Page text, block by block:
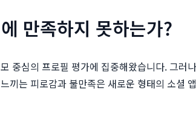
만족하지 못하는가?
중심의 프로필 평가에 집중해왔습니다. 그
끼는 피로감과 불만족은 새로운 형태의 소셜